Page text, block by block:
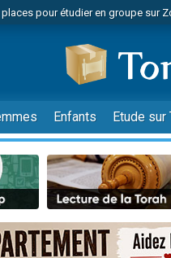
places pour étudier en groupe sur
de nous rejoindre sur
de nous rejoindre sur
viennent de faire un don pour
viennent de faire un don pour 1
de demander une
de nous rejoindre sur
places pour étudier en groupe sur
son Maasser
Enfants Etude sur